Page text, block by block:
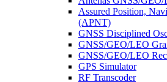
Assured Position,
(APNT)
GNSS Disciplined
GNSS/GEO/LEO
GNSS/GEO/LEO
GPS Simulator
RF Transcoder